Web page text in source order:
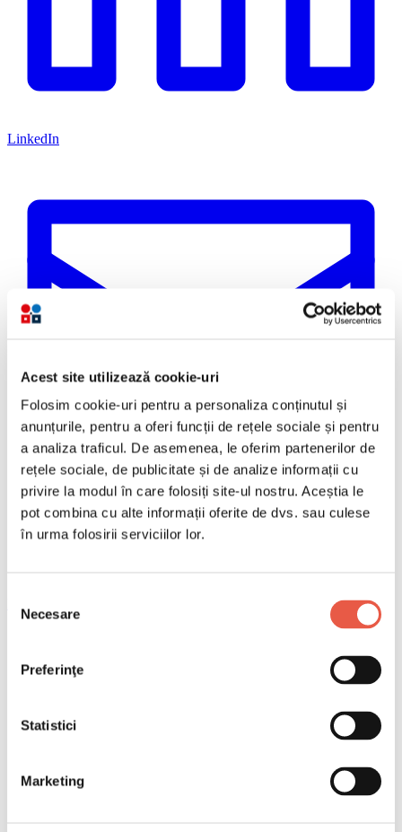
Acest site utilizează cookie-uri
Folosim cookie-uri pentru a personaliza conținutul și
anunțurile, pentru a oferi funcții de rețele sociale și pentru
a analiza traficul. De asemenea, le oferim partenerilor de
rețele sociale, de publicitate și de analize informații cu
privire la modul în care folosiți site-ul nostru. Aceștia le
pot combina cu alte informații oferite de dvs. sau culese
în urma folosirii serviciilor lor.
consimțământului
Necesare
Preferinţe
Statistici
Marketing
LinkedIn
Copiază link
Prețul petrolului pune presiune pe zboruri low cost. Ce
riscă Wizz Air, airBaltic și vacanțele de vară în 2026.
Cuprins
Wizz Air respinge scenariul falimentului
airBaltic, sub presiune reală